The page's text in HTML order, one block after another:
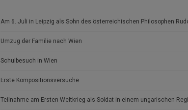
Am 6. Juli in Leipzig als Sohn des österreichischen Philosophen
Umzug der Familie nach Wien
Schulbesuch in Wien
Erste Kompositionsversuche
Teilnahme am Ersten Weltkrieg als Soldat in einem ungarischen